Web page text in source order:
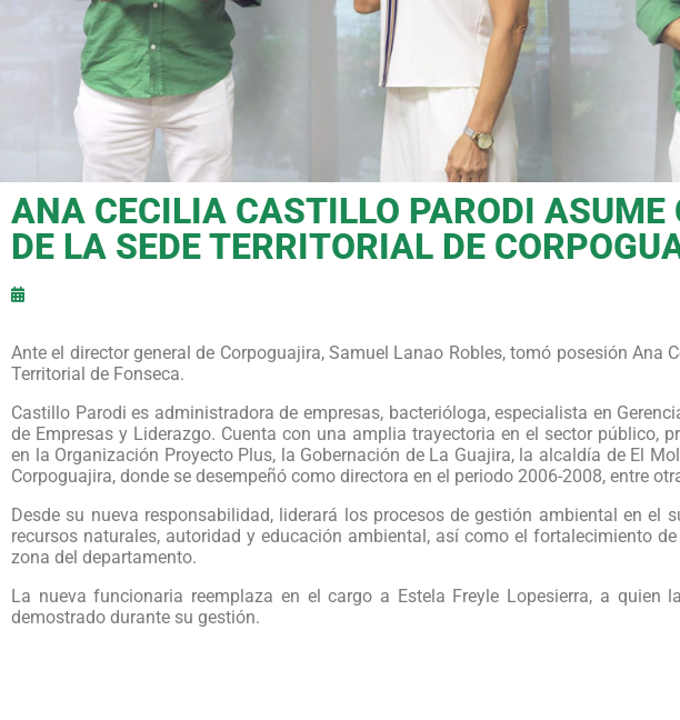
ANA CECILIA CASTILLO PARODI ASUME
DE LA SEDE TERRITORIAL DE
Ante el director general de Corpoguajira, Samuel Lanao Robles, tomó posesión Ana
Territorial de Fonseca.
Castillo Parodi es administradora de empresas, bacterióloga, especialista en
de Empresas y Liderazgo. Cuenta con una amplia trayectoria en el sector público,
en la Organización Proyecto Plus, la Gobernación de La Guajira, la alcaldía de El
Corpoguajira, donde se desempeñó como directora en el periodo 2006-2008, entre
Desde su nueva responsabilidad, liderará los procesos de gestión ambiental en el
recursos naturales, autoridad y educación ambiental, así como el fortalecimiento
zona del departamento.
La nueva funcionaria reemplaza en el cargo a Estela Freyle Lopesierra, a
demostrado durante su gestión.